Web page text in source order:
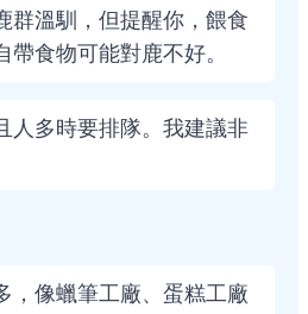
群溫馴，但提醒你，餵食
食物可能對鹿不好。
人多時要排隊。我建議非
，像蠟筆工廠、蛋糕工廠